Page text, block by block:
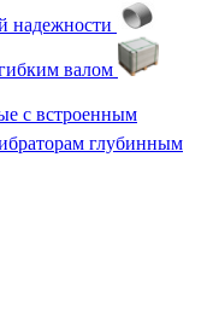
надежности
валом
с встроенным
глубинным